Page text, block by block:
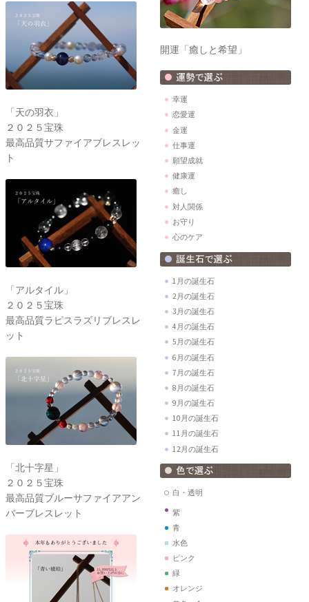
「天の羽衣」
２０２５宝珠
最高品質サファイアブレスレッ
ト
「アルタイル」
２０２５宝珠
最高品質ラピスラズリブレスレ
ット
「北十字星」
２０２５宝珠
最高品質ブルーサファイアアン
バーブレスレット
開運「癒しと希望」
幸運
恋愛運
金運
仕事運
願望成就
健康運
癒し
対人関係
お守り
心のケア
1月の誕生石
2月の誕生石
3月の誕生石
4月の誕生石
5月の誕生石
6月の誕生石
7月の誕生石
8月の誕生石
9月の誕生石
10月の誕生石
11月の誕生石
12月の誕生石
白・透明
紫
青
水色
ピンク
緑
オレンジ